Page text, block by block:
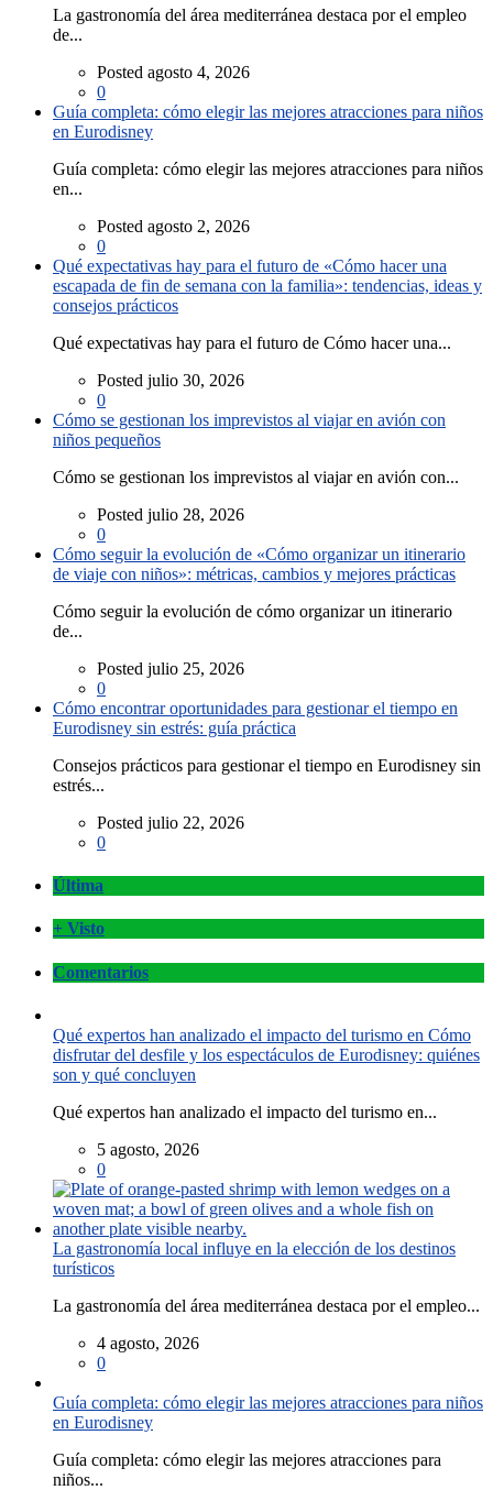
La gastronomía del área mediterránea destaca por el empleo
de...
Posted agosto 4, 2026
0
Guía completa: cómo elegir las mejores atracciones para niños
en Eurodisney
Guía completa: cómo elegir las mejores atracciones para niños
en...
Posted agosto 2, 2026
0
Qué expectativas hay para el futuro de «Cómo hacer una
escapada de fin de semana con la familia»: tendencias, ideas y
consejos prácticos
Qué expectativas hay para el futuro de Cómo hacer una...
Posted julio 30, 2026
0
Cómo se gestionan los imprevistos al viajar en avión con
niños pequeños
Cómo se gestionan los imprevistos al viajar en avión con...
Posted julio 28, 2026
0
Cómo seguir la evolución de «Cómo organizar un itinerario
de viaje con niños»: métricas, cambios y mejores prácticas
Cómo seguir la evolución de cómo organizar un itinerario
de...
Posted julio 25, 2026
0
Cómo encontrar oportunidades para gestionar el tiempo en
Eurodisney sin estrés: guía práctica
Consejos prácticos para gestionar el tiempo en Eurodisney sin
estrés...
Posted julio 22, 2026
0
Última
+ Visto
Comentarios
Qué expertos han analizado el impacto del turismo en Cómo
disfrutar del desfile y los espectáculos de Eurodisney: quiénes
son y qué concluyen
Qué expertos han analizado el impacto del turismo en...
5 agosto, 2026
0
La gastronomía local influye en la elección de los destinos
turísticos
La gastronomía del área mediterránea destaca por el empleo...
4 agosto, 2026
0
Guía completa: cómo elegir las mejores atracciones para niños
en Eurodisney
Guía completa: cómo elegir las mejores atracciones para
niños...